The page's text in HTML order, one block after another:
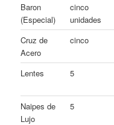
Baron
(Especial)
cinco
unidades
Cruz de
Acero
cinco
Lentes
5
Naipes de
Lujo
5